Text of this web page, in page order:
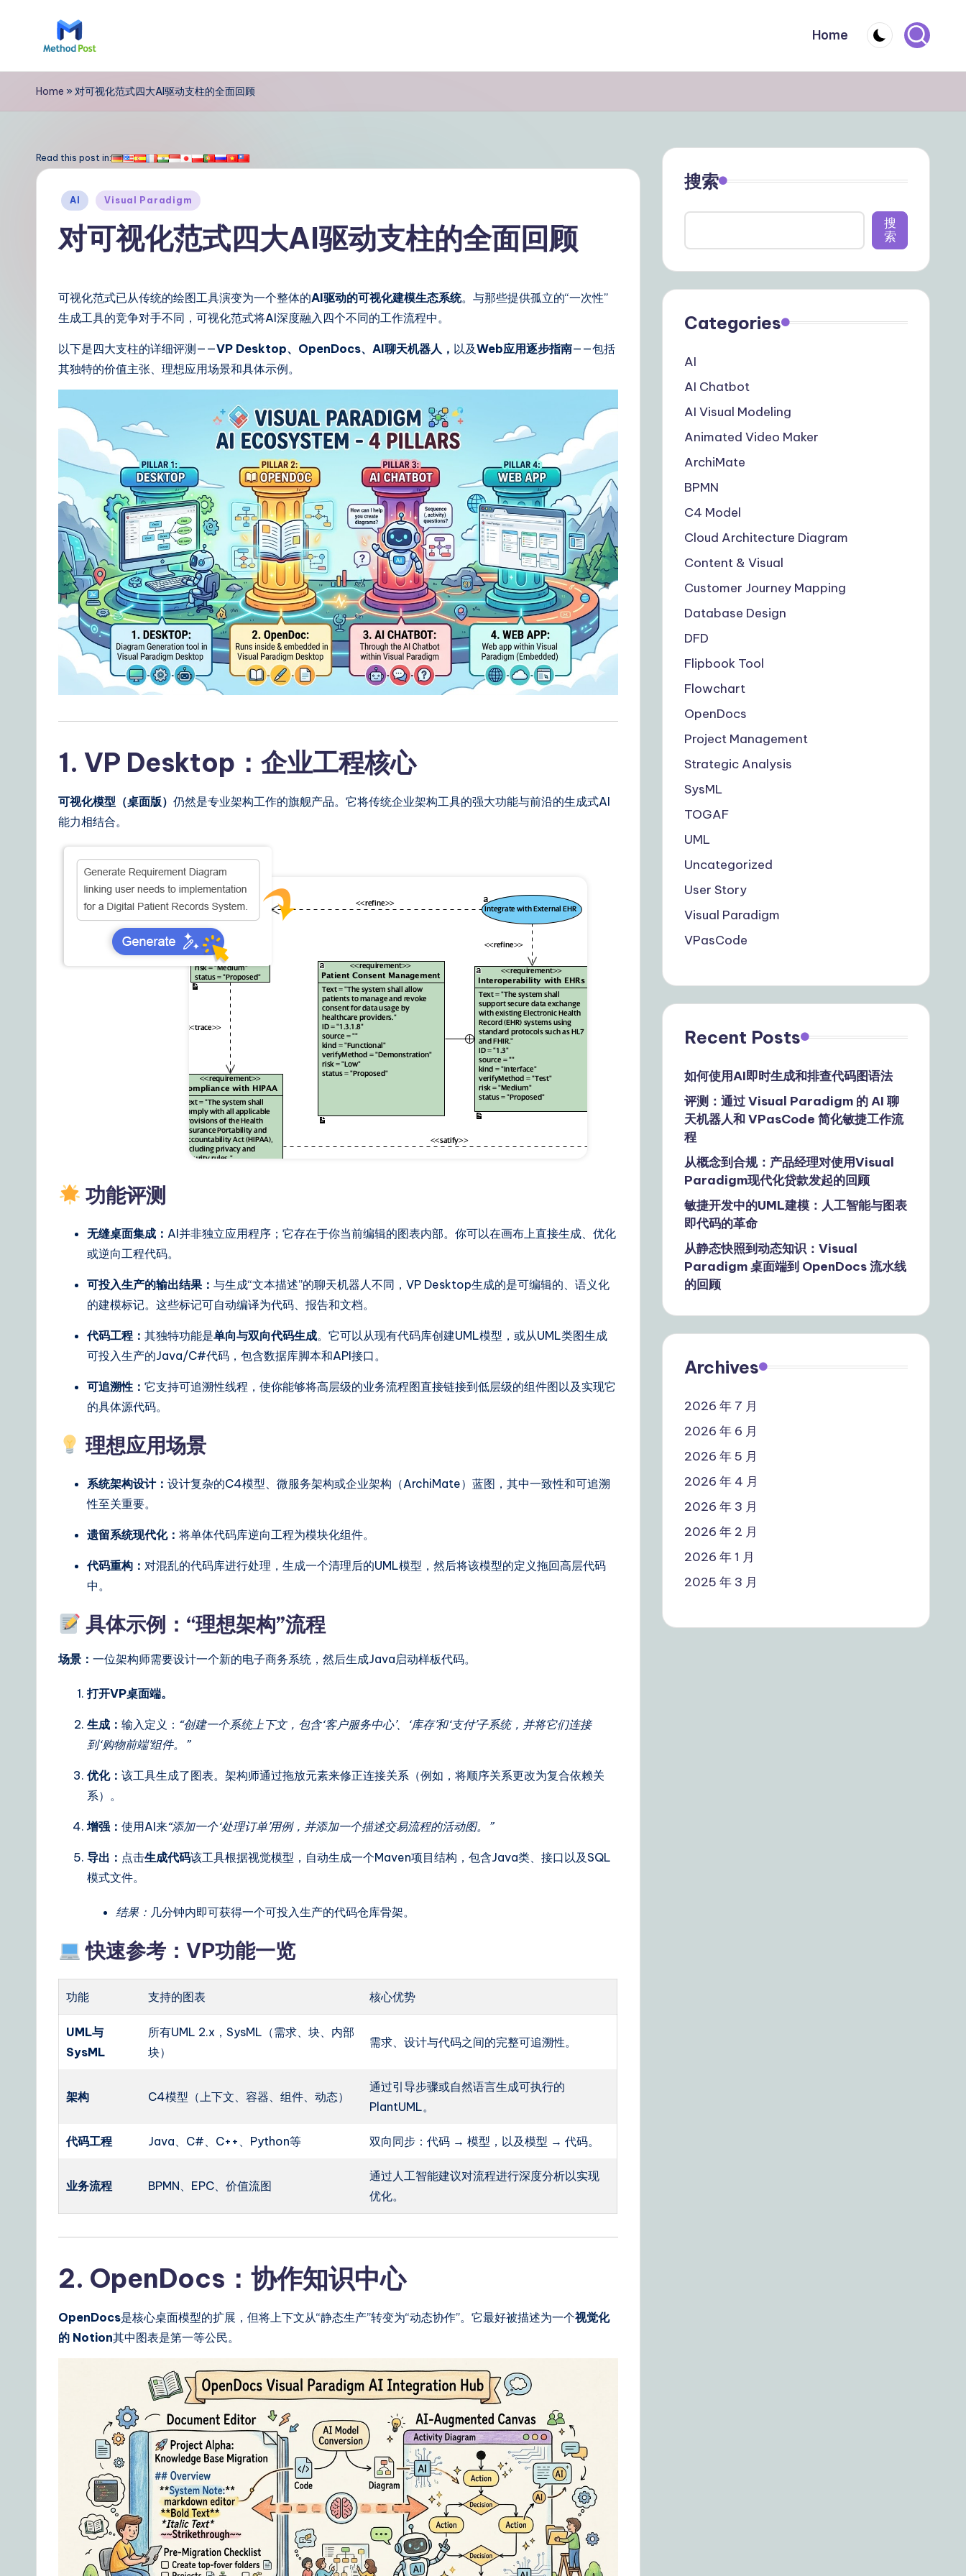
M
e
h
m
fi
C
lu
Home
Home » 对可视化范式四大AI驱动支柱的全面回顾
Read this post in:
Posted
AI Visual Paradigm
对可视化范式四大AI驱动支柱的全面回顾
可视化范式已从传统的绘图工具演变为一个整体的AI驱动的可视化建模生态系统。与那些提供孤立的“一次性”
生成工具的竞争对手不同，可视化范式将AI深度融入四个不同的工作流程中。
以下是四大支柱的详细评测——VP Desktop、OpenDocs、AI聊天机器人， 以及Web应用逐步指南——包括
其独特的价值主张、理想应用场景和具体示例。
1. VP Desktop：企业工程核心
可视化模型（桌面版） 仍然是专业架构工作的旗舰产品。它将传统企业架构工具的强大功能与前沿的生成式AI
能力相结合。
功能评测
无缝桌面集成： AI并非独立应用程序；它存在于你当前编辑的图表内部。你可以在画布上直接生成、优化
或逆向工程代码。
可投入生产的输出结果： 与生成“文本描述”的聊天机器人不同，VP Desktop生成的是可编辑的、语义化
的建模标记。这些标记可自动编译为代码、报告和文档。
代码工程： 其独特功能是单向与双向代码生成。它可以从现有代码库创建UML模型，或从UML类图生成
可投入生产的Java/C#代码，包含数据库脚本和API接口。
可追溯性： 它支持可追溯性线程，使你能够将高层级的业务流程图直接链接到低层级的组件图以及实现它
的具体源代码。
理想应用场景
系统架构设计： 设计复杂的C4模型、微服务架构或企业架构（ArchiMate）蓝图，其中一致性和可追溯
性至关重要。
遗留系统现代化： 将单体代码库逆向工程为模块化组件。
代码重构： 对混乱的代码库进行处理，生成一个清理后的UML模型，然后将该模型的定义拖回高层代码
中。
具体示例：“理想架构”流程
场景： 一位架构师需要设计一个新的电子商务系统，然后生成Java启动样板代码。
打开VP桌面端。
生成： 输入定义： “创建一个系统上下文，包含‘客户服务中心’、‘库存’和‘支付’子系统，并将它们连接
到‘购物前端’组件。”
优化： 该工具生成了图表。架构师通过拖放元素来修正连接关系（例如，将顺序关系更改为复合依赖关
系）。
增强： 使用AI来“添加一个‘处理订单’用例，并添加一个描述交易流程的活动图。”
导出： 点击生成代码该工具根据视觉模型，自动生成一个Maven项目结构，包含Java类、接口以及SQL
模式文件。
结果： 几分钟内即可获得一个可投入生产的代码仓库骨架。
快速参考：VP功能一览
功能 支持的图表 核心优势
UML与
SysML
所有UML 2.x，SysML（需求、块、内部
块）
需求、设计与代码之间的完整可追溯性。
架构 C4模型（上下文、容器、组件、动态）
通过引导步骤或自然语言生成可执行的
PlantUML。
代码工程 Java、C#、C++、Python等 双向同步：代码 → 模型，以及模型 → 代码。
业务流程 BPMN、EPC、价值流图
通过人工智能建议对流程进行深度分析以实现
优化。
2. OpenDocs：协作知识中心
OpenDocs是核心桌面模型的扩展，但将上下文从“静态生产”转变为“动态协作”。它最好被描述为一个视觉化
的 Notion其中图表是第一等公民。
搜索
搜
索
Categories
AI
AI Chatbot
AI Visual Modeling
Animated Video Maker
ArchiMate
BPMN
C4 Model
Cloud Architecture Diagram
Content & Visual
Customer Journey Mapping
Database Design
DFD
Flipbook Tool
Flowchart
OpenDocs
Project Management
Strategic Analysis
SysML
TOGAF
UML
Uncategorized
User Story
Visual Paradigm
VPasCode
Recent Posts
如何使用AI即时生成和排查代码图语法
评测：通过 Visual Paradigm 的 AI 聊
天机器人和 VPasCode 简化敏捷工作流
程
从概念到合规：产品经理对使用Visual
Paradigm现代化贷款发起的回顾
敏捷开发中的UML建模：人工智能与图表
即代码的革命
从静态快照到动态知识：Visual
Paradigm 桌面端到 OpenDocs 流水线
的回顾
Archives
2026 年 7 月
2026 年 6 月
2026 年 5 月
2026 年 4 月
2026 年 3 月
2026 年 2 月
2026 年 1 月
2025 年 3 月